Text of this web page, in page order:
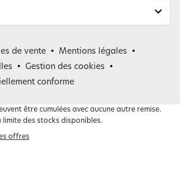
de vente
Mentions légales
Gestion des cookies
conforme
être cumulées avec aucune autre remise.
des stocks disponibles.
offres